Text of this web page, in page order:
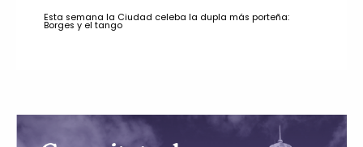
Esta semana la Ciudad celeba la dupla más porteña:
Borges y el tango